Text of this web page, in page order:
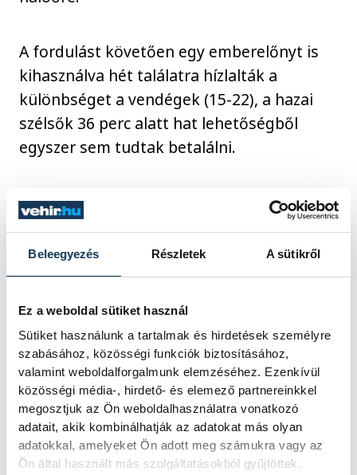
Beleegyezés Részletek A sütikről
Ez a weboldal sütiket használ
Sütiket használunk a tartalmak és hirdetések személyre
szabásához, közösségi funkciók biztosításához,
valamint weboldalforgalmunk elemzéséhez. Ezenkívül
közösségi média-, hirdető- és elemező partnereinkkel
megosztjuk az Ön weboldalhasználatra vonatkozó
adatait, akik kombinálhatják az adatokat más olyan
adatokkal, amelyeket Ön adott meg számukra vagy az
Ön által használt más szolgáltatásokból gyűjtöttek.
A fordulást követően egy emberelőnyt is
kihasználva hét találatra hízlalták a
különbséget a vendégek (15-22), a hazai
szélsők 36 perc alatt hat lehetőségből
egyszer sem tudtak betalálni.
A támadójáték erősen döcögött, a
kreativitás többnyire hiányzott a házigazda
játékából, az Odense pedig már kilenc
góllal vezetett (17-26).
Noha időszakos felzárkózásokra képes volt
a Debrecen, hat gólra tudott közelíteni (25-
31), majd kettős emberelőnyben lett volna
esélye négyre is zárkózni, ám nem járt
sikerrel, a végjátékban sem engedte
ennyire közel vendéglátóját az Odense, a